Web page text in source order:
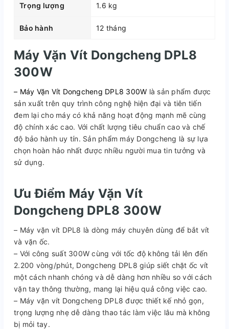
Trọng lượng 1.6 kg
Bảo hành 12 tháng
Máy Vặn Vít Dongcheng DPL8
300W
– Máy Vặn Vít Dongcheng DPL8 300W là sản phẩm được
sản xuất trên quy trình công nghệ hiện đại và tiên tiến
đem lại cho máy có khả năng hoạt động mạnh mẽ cùng
độ chính xác cao. Với chất lượng tiêu chuẩn cao và chế
độ bảo hành uy tín. Sản phẩm máy Dongcheng là sự lựa
chọn hoàn hảo nhất được nhiều người mua tin tưởng và
sử dụng.
Ưu Điểm Máy Vặn Vít
Dongcheng DPL8 300W
– Máy vặn vít DPL8 là dòng máy chuyên dùng để bắt vít
và vặn ốc.
– Với công suất 300W cùng với tốc độ không tải lên đến
2.200 vòng/phút, Dongcheng DPL8 giúp siết chặt ốc vít
một cách nhanh chóng và dễ dàng hơn nhiều so với cách
vặn tay thông thường, mang lại hiệu quả công việc cao.
– Máy vặn vít Dongcheng DPL8 được thiết kế nhỏ gọn,
trọng lượng nhẹ dễ dàng thao tác làm việc lâu mà không
bị mỏi tay.